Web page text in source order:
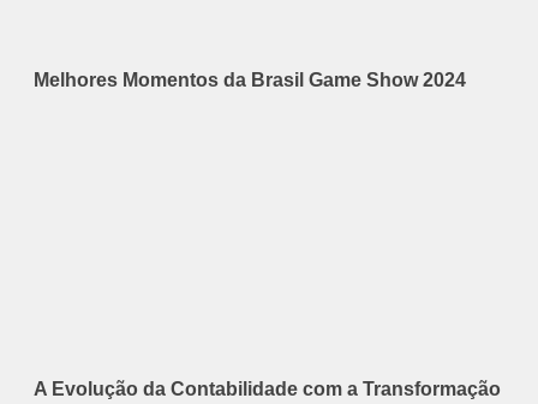
Melhores Momentos da Brasil Game Show 2024
A Evolução da Contabilidade com a Transformação